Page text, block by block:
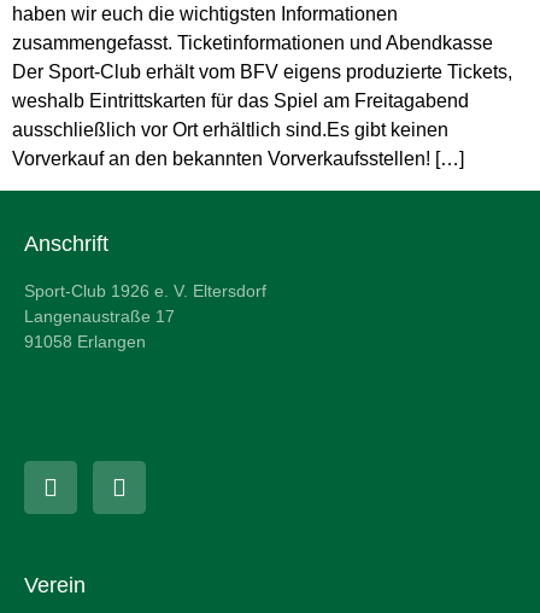
haben wir euch die wichtigsten Informationen
zusammengefasst. Ticketinformationen und Abendkasse
Der Sport-Club erhält vom BFV eigens produzierte Tickets,
weshalb Eintrittskarten für das Spiel am Freitagabend
ausschließlich vor Ort erhältlich sind.Es gibt keinen
Vorverkauf an den bekannten Vorverkaufsstellen! […]
Anschrift
Sport-Club 1926 e. V. Eltersdorf
Langenaustraße 17
91058 Erlangen
Verein